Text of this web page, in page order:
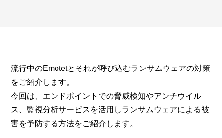
流行中のEmotetとそれが呼び込むランサムウェアの対策
をご紹介します。
今回は、エンドポイントでの脅威検知やアンチウイル
ス、監視分析サービスを活用しランサムウェアによる被
害を予防する方法をご紹介します。